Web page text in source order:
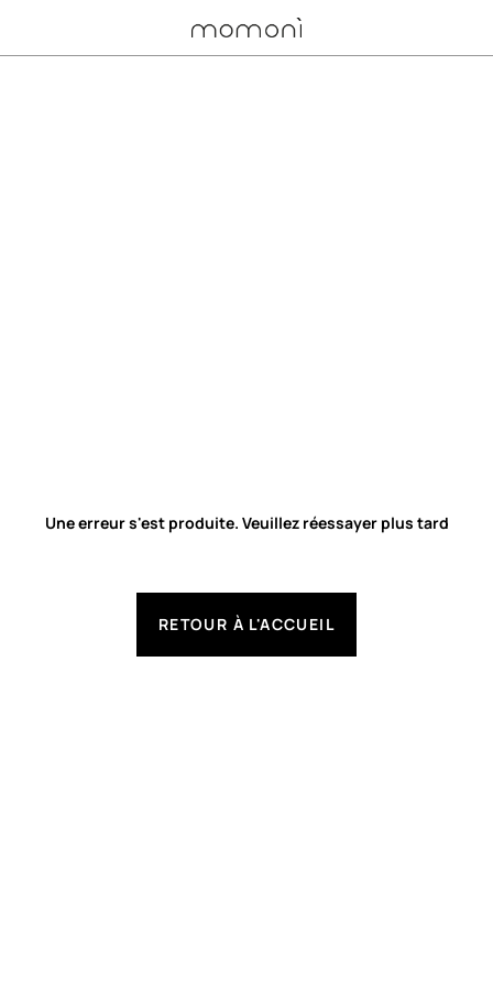
Une erreur s'est produite. Veuillez réessayer plus tard
RETOUR À L'ACCUEIL